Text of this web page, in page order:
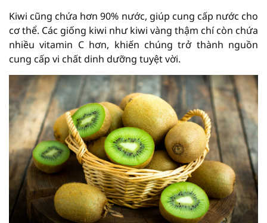
Kiwi cũng chứa hơn 90% nước, giúp cung cấp nước cho
cơ thể. Các giống kiwi như kiwi vàng thậm chí còn chứa
nhiều vitamin C hơn, khiến chúng trở thành nguồn
cung cấp vi chất dinh dưỡng tuyệt vời.